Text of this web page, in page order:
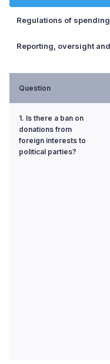
Regulations of spending
Reporting, oversight
Question
1. Is there a ban on
donations from
foreign interests to
political parties?